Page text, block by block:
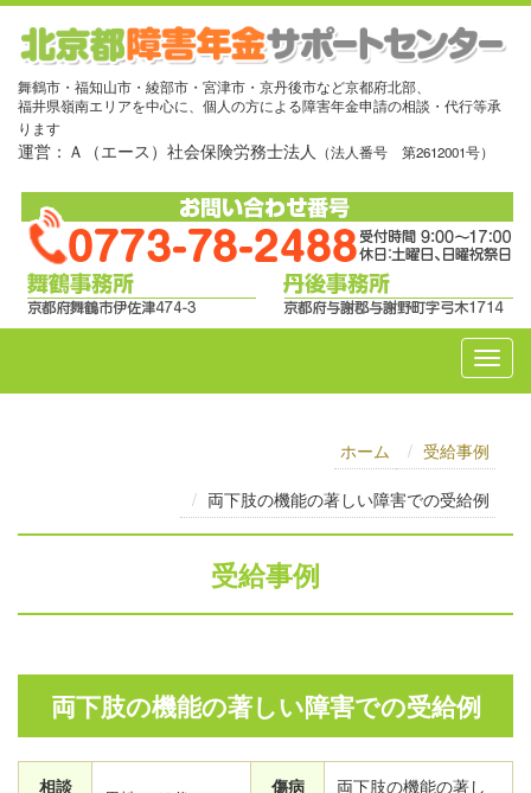
舞鶴市・福知山市・綾部市・宮津市・京丹後市など京都府北部、
福井県嶺南エリアを中心に、個人の方による障害年金申請の相談・代行等承
ります
運営：Ａ（エース）社会保険労務士法人 （法人番号 第2612001号）
ホーム 受給事例
両下肢の機能の著しい障害での受給例
受給事例
両下肢の機能の著しい障害での受給例
相談
傷病
両下肢の機能の著し